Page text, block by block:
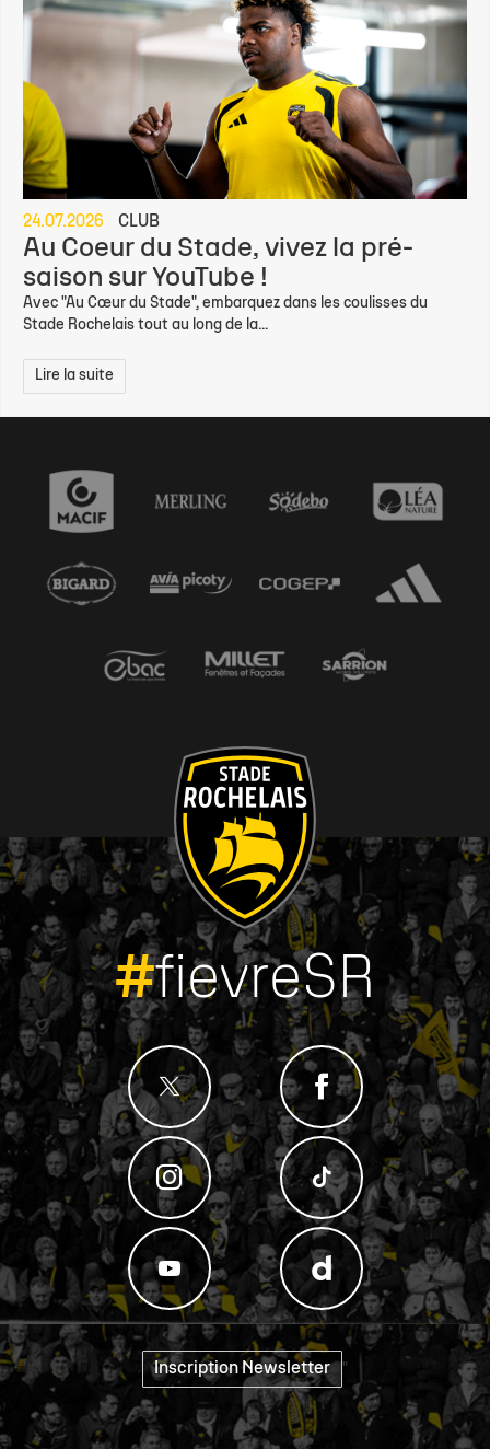
24.07.2026 CLUB
Au Coeur du Stade, vivez la pré-
saison sur YouTube !
Avec "Au Cœur du Stade", embarquez dans les coulisses du
Stade Rochelais tout au long de la...
Lire la suite
#fievreSR
Inscription Newsletter "